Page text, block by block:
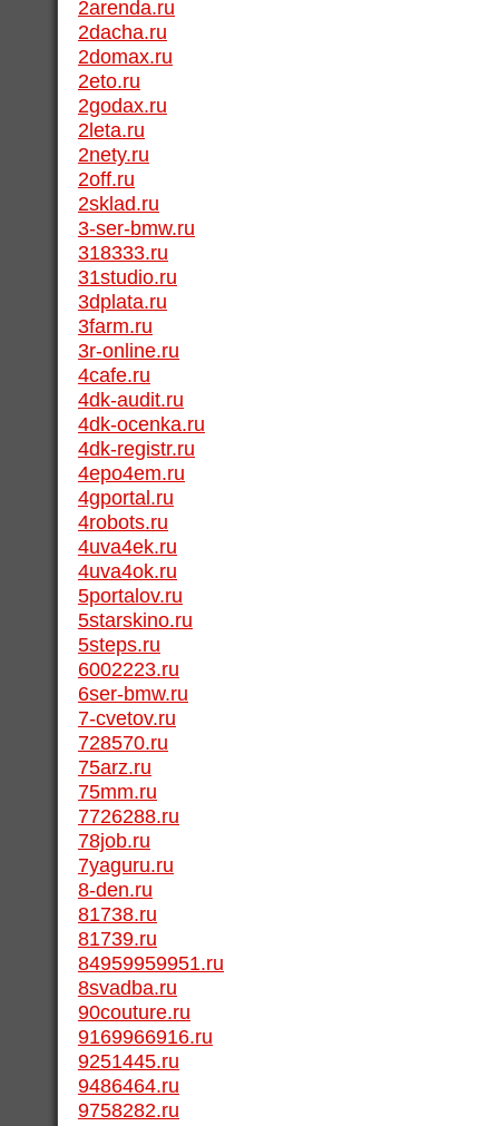
2arenda.ru
2dacha.ru
2domax.ru
2eto.ru
2godax.ru
2leta.ru
2nety.ru
2off.ru
2sklad.ru
3-ser-bmw.ru
318333.ru
31studio.ru
3dplata.ru
3farm.ru
3r-online.ru
4cafe.ru
4dk-audit.ru
4dk-ocenka.ru
4dk-registr.ru
4epo4em.ru
4gportal.ru
4robots.ru
4uva4ek.ru
4uva4ok.ru
5portalov.ru
5starskino.ru
5steps.ru
6002223.ru
6ser-bmw.ru
7-cvetov.ru
728570.ru
75arz.ru
75mm.ru
7726288.ru
78job.ru
7yaguru.ru
8-den.ru
81738.ru
81739.ru
84959959951.ru
8svadba.ru
90couture.ru
9169966916.ru
9251445.ru
9486464.ru
9758282.ru